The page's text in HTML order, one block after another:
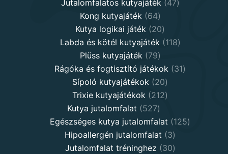
products
Jutalomfalatos kutyajáték 4747
Kong kutyajáték 6464
products
Kutya logikai játék 2020
products
Labda és kötél kutyajáték 118118
Plüss kutyajáték 7979
products
Rágóka és fogtisztító játékok 3131
Sípoló kutyajátékok 2020
products
Trixie kutyajátékok 212212
Kutya jutalomfalat 527527
products
Egészséges kutya jutalomfalat 125125
Hipoallergén jutalomfalat 33
products
Jutalomfalat tréninghez 3030